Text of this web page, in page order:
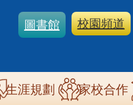
圖書館 校園頻道
生涯規劃 家校合作